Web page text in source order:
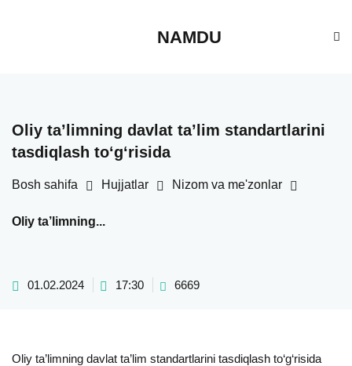
NAMDU
Oliy ta’limning davlat ta’lim
standartlarini tasdiqlash to‘g‘risida
Bosh sahifa Hujjatlar Nizom va me'zonlar
Oliy ta’limning...
01.02.2024 17:30 6669
Oliy ta’limning davlat ta’lim standartlarini tasdiqlash to‘g‘risida